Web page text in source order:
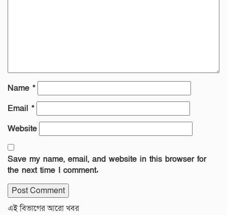
Name *
Email *
Website
Save my name, email, and website in this browser for
the next time I comment.
এই বিভাগের আরো খবর